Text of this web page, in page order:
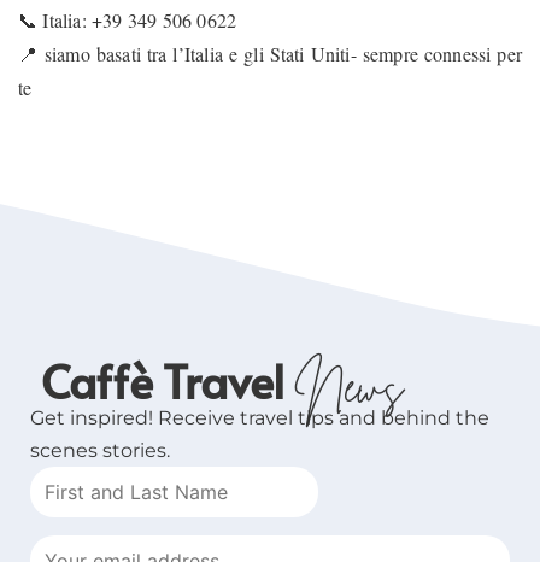
📞 Italia: +39 349 506 0622
📍 siamo basati tra l’Italia e gli Stati Uniti- sempre connessi per
te
Caffè TravelNews
Get inspired! Receive travel tips and behind the
scenes stories.